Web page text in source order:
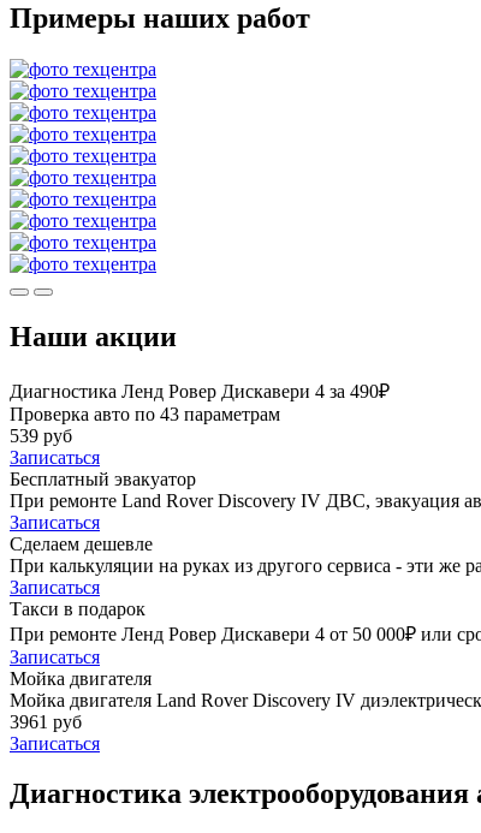
Примеры наших работ
Наши акции
Диагностика Ленд Ровер Дискавери 4 за 490₽
Проверка авто по 43 параметрам
539 руб
Записаться
Бесплатный эвакуатор
При ремонте Land Rover Discovery IV ДВС, эвакуация
Записаться
Сделаем дешевле
При калькуляции на руках из другого сервиса - эти же
Записаться
Такси в подарок
При ремонте Ленд Ровер Дискавери 4 от 50 000₽ или
Записаться
Мойка двигателя
Мойка двигателя Land Rover Discovery IV
3961 руб
Записаться
Диагностика